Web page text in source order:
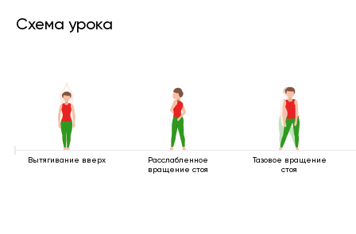
Схема урока
Вытягивание вверх
Расслабленное
вращение стоя
Тазовое вращение
стоя